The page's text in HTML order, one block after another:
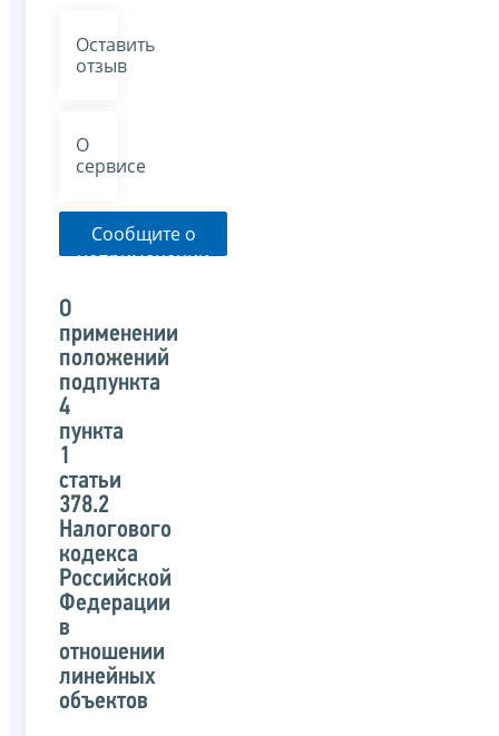
Оставить
отзыв
О
сервисе
Сообщите о
неприменении
указанного
письма
О
применении
положений
подпункта
4
пункта
1
статьи
378.2
Налогового
кодекса
Российской
Федерации
в
отношении
линейных
объектов